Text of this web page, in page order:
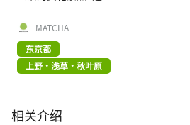
MATCHA
东京都
上野・浅草・秋叶原
相关介绍